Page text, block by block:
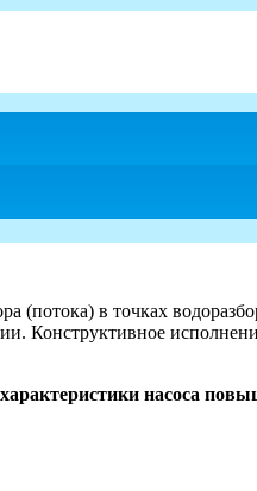
в точках
Конструктивное
насоса